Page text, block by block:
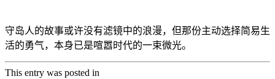
守岛人的故事或许没有滤镜中的浪漫，但那份主动选择简易生
活的勇气，本身已是喧嚣时代的一束微光。
This entry was posted in